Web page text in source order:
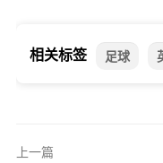
相关标签 足球
上一篇